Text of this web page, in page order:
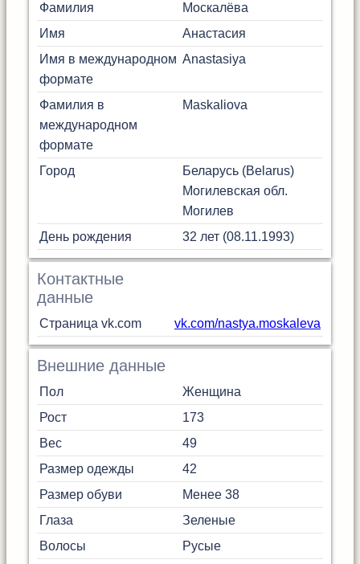
Фамилия
Москалёва
Имя
Анастасия
Имя в международном
формате
Anastasiya
Фамилия в
международном
формате
Maskaliova
Город
Беларусь (Belarus)
Могилевская обл.
Могилев
День рождения
32 лет (08.11.1993)
Контактные
данные
Страница vk.com vk.com/nastya.moskaleva
Внешние данные
Пол
Женщина
Рост
173
Вес
49
Размер одежды
42
Размер обуви
Менее 38
Глаза
Зеленые
Волосы
Русые